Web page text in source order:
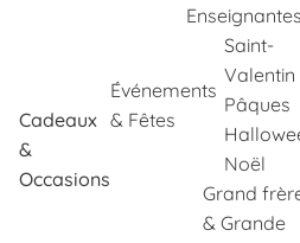
Cadeaux
&
Occasions
Enseignantes
Événements
& Fêtes
Saint-
Valentin
Pâques
Noël
Grand
& Grande